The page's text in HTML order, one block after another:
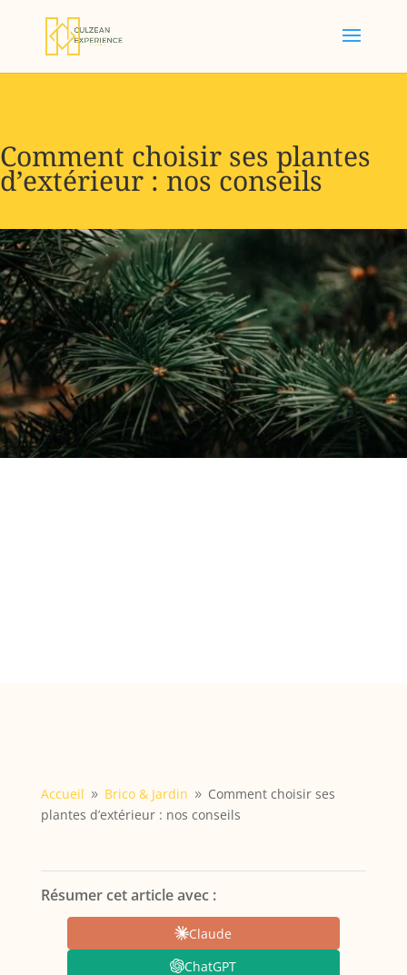
Comment choisir ses plantes
d’extérieur : nos conseils
Accueil 9 Brico & Jardin 9 Comment choisir ses
plantes d’extérieur : nos conseils
Résumer cet article avec :
Claude
ChatGPT